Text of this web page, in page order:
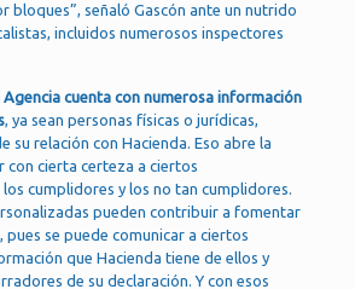
bloques”, señaló Gascón ante un nutrido
incluidos numerosos inspectores
Agencia cuenta con numerosa información
, ya sean personas físicas o jurídicas,
su relación con Hacienda. Eso abre la
con cierta certeza a ciertos
cumplidores y los no tan cumplidores.
pueden contribuir a fomentar
se puede comunicar a ciertos
que Hacienda tiene de ellos y
de su declaración. Y con esos